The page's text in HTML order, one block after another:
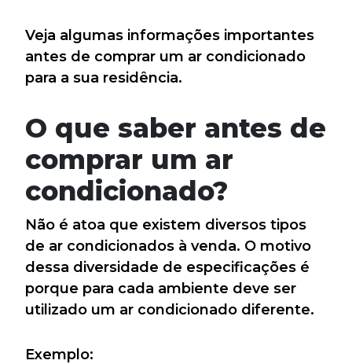
Veja algumas informações importantes
antes de comprar um ar condicionado
para a sua residência.
O que saber antes de
comprar um ar
condicionado?
Não é atoa que existem diversos tipos
de ar condicionados à venda. O motivo
dessa diversidade de especificações é
porque para cada ambiente deve ser
utilizado um ar condicionado diferente.
Exemplo: